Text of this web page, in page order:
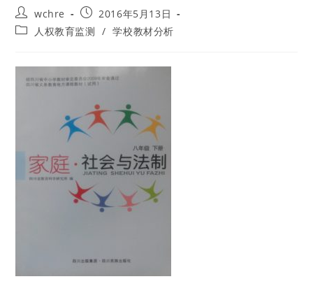
Post
author:
wchre
Post
published:
2016年5月13日
Post 人权教育监测 / 学校教材分析